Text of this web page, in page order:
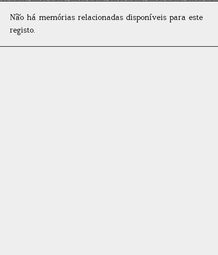
Não há memórias relacionadas disponíveis para este
registo.